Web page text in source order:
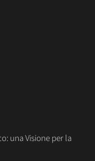
una Visione per la